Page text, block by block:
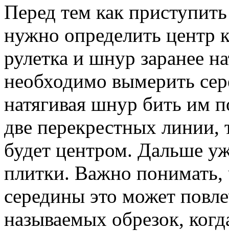
Перед тем как
нужно определить центр
рулетка и шнур заранее
необходимо вымерить
натягивая шнур бить им
две перекрестных линии,
будет центром. Дальше
плитки. Важно понимать,
середины это может
называемых обрезок,